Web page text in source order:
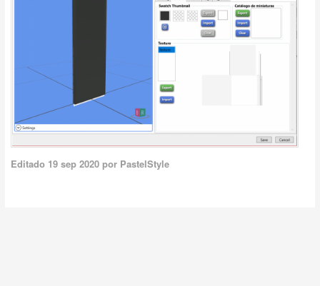
Editado 19 sep 2020 por PastelStyle